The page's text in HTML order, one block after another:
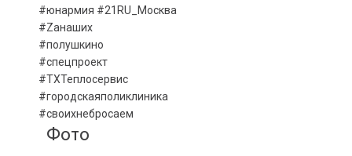
#юнармия #21RU_Москва
#Zaнаших
#полушкино
#спецпроект
#ТХТеплосервис
#городскаяполиклиника
#своихнебросаем
Фото